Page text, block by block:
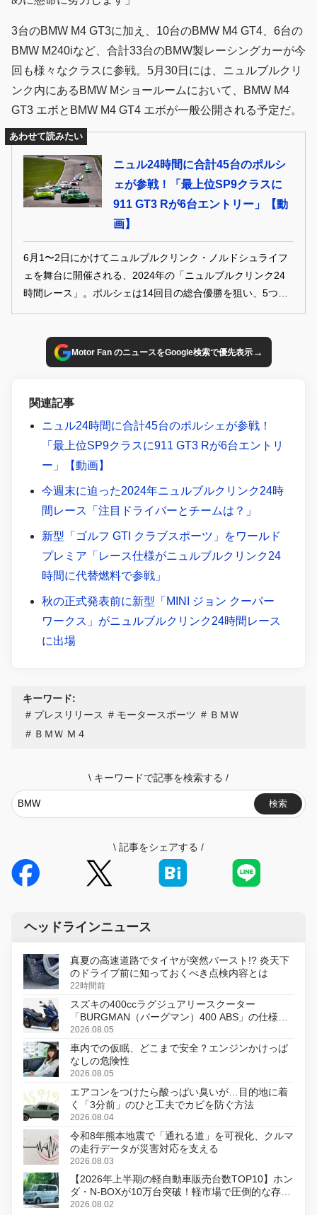
3台のBMW M4 GT3に加え、10台のBMW M4 GT4、6台の
BMW M240iなど、合計33台のBMW製レーシングカーが今
回も様々なクラスに参戦。5月30日には、ニュルブルクリ
ンク内にあるBMW Mショールームにおいて、BMW M4
GT3 エボとBMW M4 GT4 エボが一般公開される予定だ。
あわせて読みたい
ニュル24時間に合計45台のポルシ
ェが参戦！「最上位SP9クラスに
911 GT3 Rが6台エントリー」【動
画】
6月1〜2日にかけてニュルブルクリンク・ノルドシュライフ
ェを舞台に開催される、2024年の「ニュルブルクリンク24
時間レース」。ポルシェは14回目の総合優勝を狙い、5つの
て、14回目の総合優勝を狙う。
Motor Fan のニュースをGoogle検索で優先表示→
関連記事
ニュル24時間に合計45台のポルシェが参戦！
「最上位SP9クラスに911 GT3 Rが6台エントリ
ー」【動画】
今週末に迫った2024年ニュルブルクリンク24時
間レース「注目ドライバーとチームは？」
新型「ゴルフ GTI クラブスポーツ」をワールド
プレミア「レース仕様がニュルブルクリンク24
時間に代替燃料で参戦」
秋の正式発表前に新型「MINI ジョン クーパー
ワークス」がニュルブルクリンク24時間レース
に出場
キーワード:
プレスリリース
モータースポーツ
ＢＭＷ
ＢＭＷ Ｍ４
\ キーワードで記事を検索する /
検索
\ 記事をシェアする /
ヘッドラインニュース
真夏の高速道路でタイヤが突然バースト!? 炎天下
のドライブ前に知っておくべき点検内容とは
22時間前
スズキの400ccラグジュアリースクーター
「BURGMAN（バーグマン）400 ABS」の仕様を
変更し、8月18日に発売
2026.08.05
車内での仮眠、どこまで安全？エンジンかけっぱ
なしの危険性
2026.08.05
エアコンをつけたら酸っぱい臭いが…目的地に着
く「3分前」のひと工夫でカビを防ぐ方法
2026.08.04
令和8年熊本地震で「通れる道」を可視化、クルマ
の走行データが災害対応を支える
2026.08.03
【2026年上半期の軽自動車販売台数TOP10】ホン
ダ・N-BOXが10万台突破！軽市場で圧倒的な存在
感
2026.08.02